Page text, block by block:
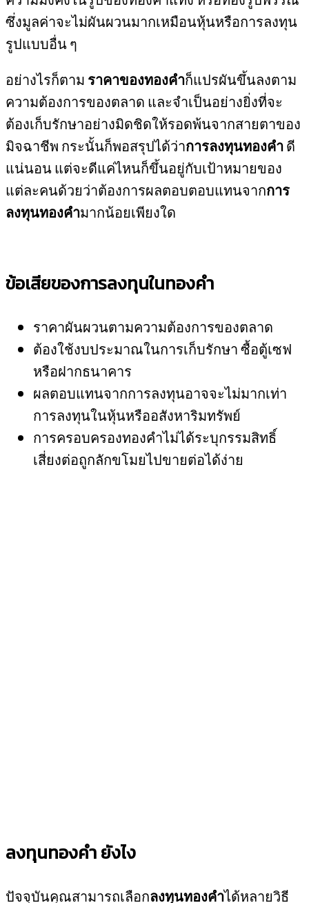
ซึ่งมูลค่าจะไม่ผันผวนมากเหมือนหุ้นหรือการลงทุน
รูปแบบอื่น ๆ
อย่างไรก็ตาม ราคาของทองคำก็แปรผันขึ้นลงตาม
ความต้องการของตลาด และจำเป็นอย่างยิ่งที่จะ
ต้องเก็บรักษาอย่างมิดชิดให้รอดพ้นจากสายตาของ
มิจฉาชีพ กระนั้นก็พอสรุปได้ว่าการลงทุนทองคำดี
แน่นอน แต่จะดีแค่ไหนก็ขึ้นอยู่กับเป้าหมายของ
แต่ละคนด้วยว่าต้องการผลตอบตอบแทนจากการ
ลงทุนทองคำมากน้อยเพียงใด
ข้อเสียของการลงทุนในทองคำ
ราคาผันผวนตามความต้องการของตลาด
ต้องใช้งบประมาณในการเก็บรักษา ซื้อตู้เซฟ
หรือฝากธนาคาร
ผลตอบแทนจากการลงทุนอาจจะไม่มากเท่า
การลงทุนในหุ้นหรืออสังหาริมทรัพย์
การครอบครองทองคำไม่ได้ระบุกรรมสิทธิ์
เสี่ยงต่อถูกลักขโมยไปขายต่อได้ง่าย
ลงทุนทองคำ ยังไง
ปัจจุบันคุณสามารถเลือกลงทุนทองคำได้หลายวิธี